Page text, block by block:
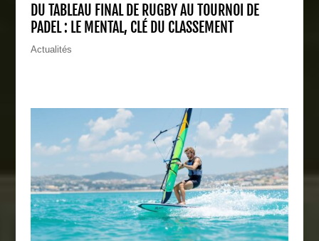
DU TABLEAU FINAL DE RUGBY AU TOURNOI DE
PADEL : LE MENTAL, CLÉ DU CLASSEMENT
Actualités